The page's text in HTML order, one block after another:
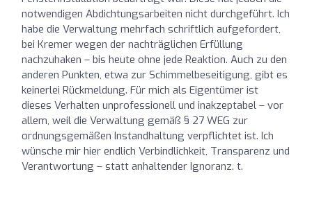
notwendigen Abdichtungsarbeiten nicht durchgeführt. Ich
habe die Verwaltung mehrfach schriftlich aufgefordert,
bei Kremer wegen der nachträglichen Erfüllung
nachzuhaken – bis heute ohne jede Reaktion. Auch zu den
anderen Punkten, etwa zur Schimmelbeseitigung, gibt es
keinerlei Rückmeldung. Für mich als Eigentümer ist
dieses Verhalten unprofessionell und inakzeptabel – vor
allem, weil die Verwaltung gemäß § 27 WEG zur
ordnungsgemäßen Instandhaltung verpflichtet ist. Ich
wünsche mir hier endlich Verbindlichkeit, Transparenz und
Verantwortung – statt anhaltender Ignoranz. t.